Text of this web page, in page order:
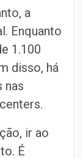
a
Enquanto
1.100
disso, há
nas
ir ao
É